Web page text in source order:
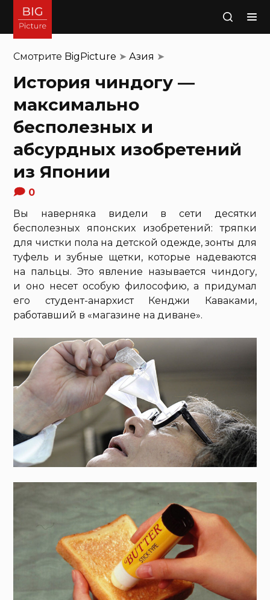
Поиск
Смотрите BigPicture ➤Азия ➤
История чиндогу —
максимально
бесполезных и
абсурдных изобретений
из Японии
0
Вы наверняка видели в сети десятки
бесполезных японских изобретений: тряпки
для чистки пола на детской одежде, зонты для
туфель и зубные щетки, которые надеваются
на пальцы. Это явление называется чиндогу,
и оно несет особую философию, а придумал
его студент-анархист Кенджи Каваками,
работавший в «магазине на диване».